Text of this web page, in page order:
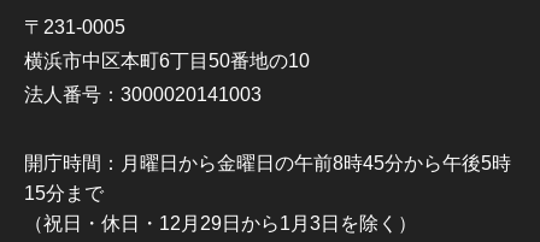
〒231-0005
横浜市中区本町6丁目50番地の10
法人番号：3000020141003
開庁時間：月曜日から金曜日の午前8時45分から午後5時
15分まで
（祝日・休日・12月29日から1月3日を除く）